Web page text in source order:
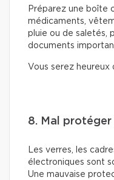
Préparez une boîte
médicaments,
pluie ou de saletés,
documents
Vous serez heureux
8. Mal
Les verres, les
électroniques sont
Une mauvaise